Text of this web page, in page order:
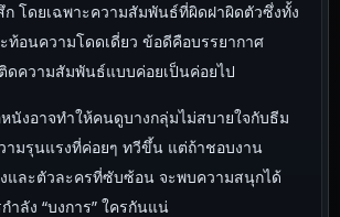
โดยเฉพาะความสัมพันธ์ที่ผิดฝาผิดตัวซึ่งทั้ง
อนความโดดเดี่ยว ข้อดีคือบรรยากาศ
ดความสัมพันธ์แบบค่อยเป็นค่อยไป
นังอาจทำให้คนดูบางกลุ่มไม่สบายใจกับธีม
ามรุนแรงที่ค่อยๆ ทวีขึ้น แต่ถ้าชอบงาน
งและตัวละครที่ซับซ้อน จะพบความสนุกได้
ำลัง “บงการ” ใครกันแน่